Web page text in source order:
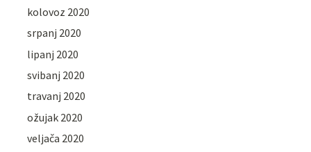
kolovoz 2020
srpanj 2020
lipanj 2020
svibanj 2020
travanj 2020
ožujak 2020
veljača 2020